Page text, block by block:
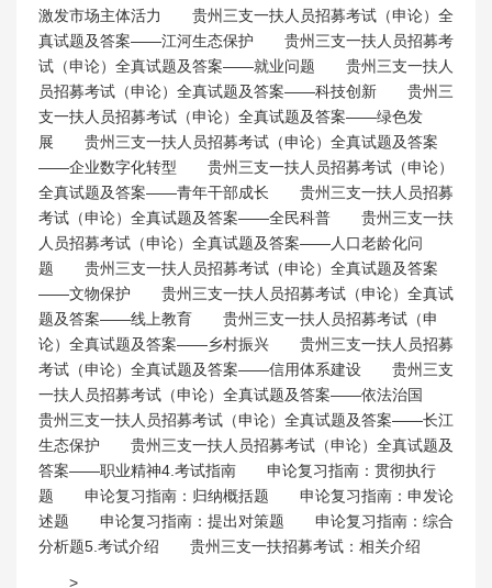
激发市场主体活力 贵州三支一扶人员招募考试（申论）全
真试题及答案——江河生态保护 贵州三支一扶人员招募考
试（申论）全真试题及答案——就业问题 贵州三支一扶人
员招募考试（申论）全真试题及答案——科技创新 贵州三
支一扶人员招募考试（申论）全真试题及答案——绿色发
展 贵州三支一扶人员招募考试（申论）全真试题及答案
——企业数字化转型 贵州三支一扶人员招募考试（申论）
全真试题及答案——青年干部成长 贵州三支一扶人员招募
考试（申论）全真试题及答案——全民科普 贵州三支一扶
人员招募考试（申论）全真试题及答案——人口老龄化问
题 贵州三支一扶人员招募考试（申论）全真试题及答案
——文物保护 贵州三支一扶人员招募考试（申论）全真试
题及答案——线上教育 贵州三支一扶人员招募考试（申
论）全真试题及答案——乡村振兴 贵州三支一扶人员招募
考试（申论）全真试题及答案——信用体系建设 贵州三支
一扶人员招募考试（申论）全真试题及答案——依法治国
贵州三支一扶人员招募考试（申论）全真试题及答案——长江
生态保护 贵州三支一扶人员招募考试（申论）全真试题及
答案——职业精神4.考试指南 申论复习指南：贯彻执行
题 申论复习指南：归纳概括题 申论复习指南：申发论
述题 申论复习指南：提出对策题 申论复习指南：综合
分析题5.考试介绍 贵州三支一扶招募考试：相关介绍
>